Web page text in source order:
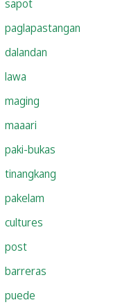
sapot
paglapastangan
dalandan
lawa
maging
maaari
paki-bukas
tinangkang
pakelam
cultures
post
barreras
puede